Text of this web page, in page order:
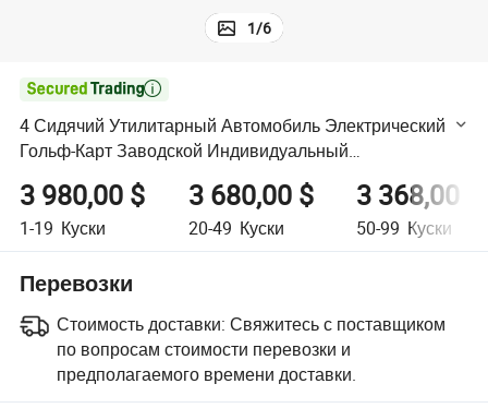
1/6

4 Сидячий Утилитарный Автомобиль Электрический
Гольф-Карт Заводской Индивидуальный
Электрический Гольф-Багги
3 980,00 $
1-19 Куски
3 680,00 $
20-49 Куски
3 368,00 $
50-99 Куски
Перевозки
Стоимость доставки: Свяжитесь с поставщиком
по вопросам стоимости перевозки и
предполагаемого времени доставки.